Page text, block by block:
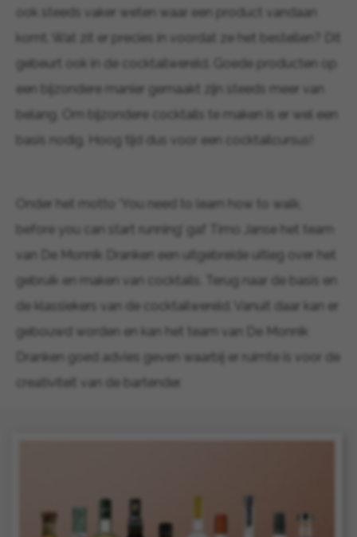
ook steeds vaker weten waar een product vandaan
komt. Wat zit er precies in voordat ze het bestellen? Dit
gebeurt ook in de cocktailwereld. Goede producten op
een bijzondere manier gemaakt zijn steeds meer van
belang. Om bijzondere cocktails te maken is er wel een
basis nodig. Hoog tijd dus voor een cocktailcursus!
Onder het motto ‘You need to learn how to walk,
before you can start running’ gaf Timo Janse het team
van De Monnik Dranken een uitgebreide uitleg over het
gebruik en maken van cocktails. Terug naar de basis en
de klassiekers van de cocktailwereld. Vanuit daar kan er
gebouwd worden en kan het team van De Monnik
Dranken goed advies geven waarbij er ruimte is voor de
creativiteit van de bartender.